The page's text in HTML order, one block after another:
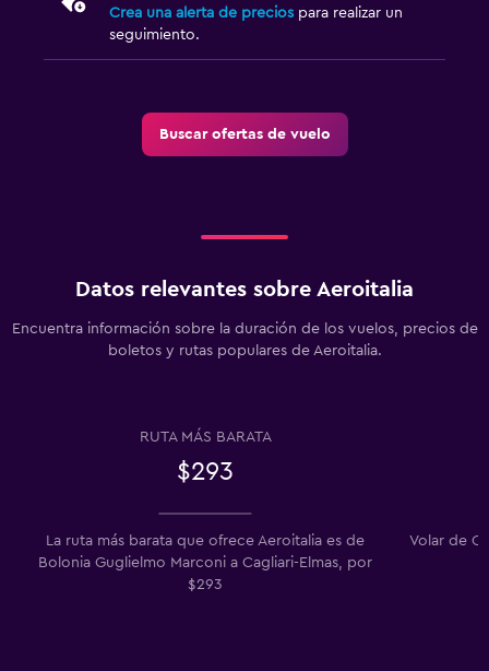
Crea una alerta de precios para realizar un
seguimiento.
Buscar ofertas de vuelo
Datos relevantes sobre Aeroitalia
Encuentra información sobre la duración de los vuelos, precios de
boletos y rutas populares de Aeroitalia.
RUTA MÁS BARATA
$293
La ruta más barata que ofrece Aeroitalia es de
Bolonia Guglielmo Marconi a Cagliari-Elmas, por
$293
Volar de